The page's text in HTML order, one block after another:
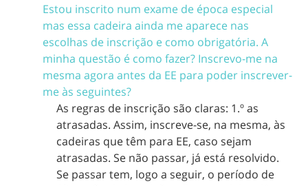
Estou inscrito num exame de época especial
mas essa cadeira ainda me aparece nas
escolhas de inscrição e como obrigatória. A
minha questão é como fazer? Inscrevo-me na
mesma agora antes da EE para poder inscrever-
me às seguintes?
As regras de inscrição são claras: 1.º as
atrasadas. Assim, inscreve-se, na mesma, às
cadeiras que têm para EE, caso sejam
atrasadas. Se não passar, já está resolvido.
Se passar tem, logo a seguir, o período de